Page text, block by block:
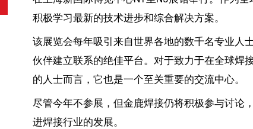
积极学习最新的技术进步和综合解决方案。
该展览会每年吸引来自世界各地的数千名专业人
伙伴建立联系的绝佳平台。对于致力于在全球焊
的人士而言，它也是一个至关重要的交流中心。
尽管今年不参展，但金鹿焊接仍将积极参与讨论
进焊接行业的发展。